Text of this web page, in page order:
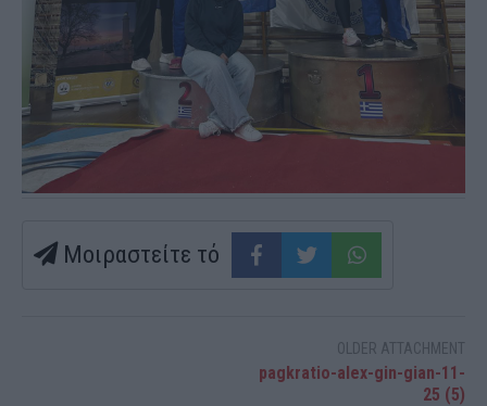
Μοιραστείτε τό
OLDER ATTACHMENT
pagkratio-alex-gin-gian-11-
25 (5)